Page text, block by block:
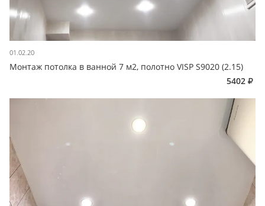
01.02.20
Монтаж потолка в ванной 7 м2, полотно VISP S9020 (2.15)
5402